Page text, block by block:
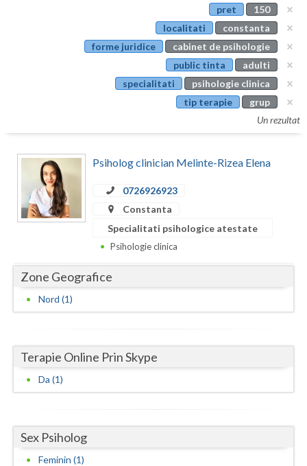
Cluj
Constanta
Covasna
Dolj
Galati
Gorj
Harghita
Ialomita
pret
150
localitati
constanta
forme juridice
cabinet de psihologie
public tinta
adulti
specialitati
psihologie clinica
tip terapie
grup
Un rezultat
Psiholog clinician Melinte-Rizea Elena
0726926923
Constanta
Specialitati psihologice atestate
Psihologie clinica
Zone Geografice
Nord (1)
Terapie Online Prin Skype
Da (1)
Sex Psiholog
Feminin (1)